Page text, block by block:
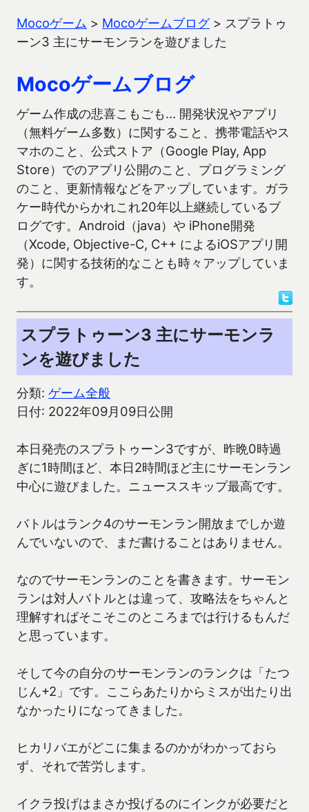
Mocoゲーム > Mocoゲームブログ> スプラトゥ
ーン3 主にサーモンランを遊びました
Mocoゲームブログ
ゲーム作成の悲喜こもごも… 開発状況やアプリ
（無料ゲーム多数）に関すること、携帯電話やス
マホのこと、公式ストア（Google Play, App
Store）でのアプリ公開のこと、プログラミング
のこと、更新情報などをアップしています。ガラ
ケー時代からかれこれ20年以上継続しているブ
ログです。Android（java）や iPhone開発
（Xcode, Objective-C, C++ によるiOSアプリ開
発）に関する技術的なことも時々アップしていま
す。
スプラトゥーン3 主にサーモンラ
ンを遊びました
分類: ゲーム全般
日付: 2022年09月09日公開
本日発売のスプラトゥーン3ですが、昨晩0時過
ぎに1時間ほど、本日2時間ほど主にサーモンラン
中心に遊びました。ニューススキップ最高です。
バトルはランク4のサーモンラン開放までしか遊
んでいないので、まだ書けることはありません。
なのでサーモンランのことを書きます。サーモン
ランは対人バトルとは違って、攻略法をちゃんと
理解すればそこそこのところまでは行けるもんだ
と思っています。
そして今の自分のサーモンランのランクは「たつ
じん+2」です。ここらあたりからミスが出たり出
なかったりになってきました。
ヒカリバエがどこに集まるのかがわかっておら
ず、それで苦労します。
イクラ投げはまさか投げるのにインクが必要だと